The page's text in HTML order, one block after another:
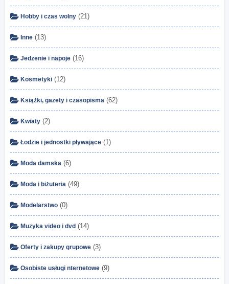
Hobby i czas wolny (21)
Inne (13)
Jedzenie i napoje (16)
Kosmetyki (12)
Książki, gazety i czasopisma (62)
Kwiaty (2)
Łodzie i jednostki pływające (1)
Moda damska (6)
Moda i biżuteria (49)
Modelarstwo (0)
Muzyka video i dvd (14)
Oferty i zakupy grupowe (3)
Osobiste usługi nternetowe (9)